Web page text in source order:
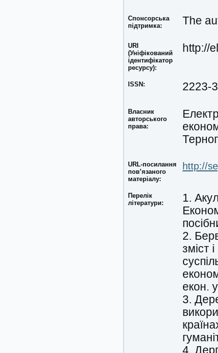
Спонсорська
підтримка:
The
URI
(Уніфікований
ідентифікатор
ресурсу):
http://
ISSN: 2223-
Власник
авторського
права:
URL-посилання
пов’язаного
матеріалу:
http://
Перелік
літератури:
1.
2.
зміст
екон.
3.
4.